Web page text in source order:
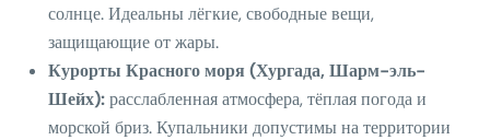
солнце. Идеальны лёгкие, свободные вещи,
защищающие от жары.
Курорты Красного моря (Хургада, Шарм-эль-
Шейх):расслабленная атмосфера, тёплая погода и
морской бриз. Купальники допустимы на территории